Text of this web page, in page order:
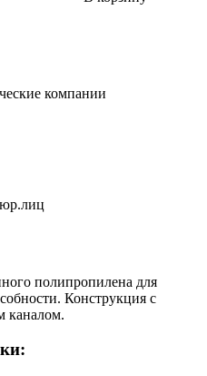
компании
полипропилена для
Конструкция с
каналом.